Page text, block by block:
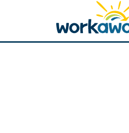
Buscar anfitrión
Seguridad